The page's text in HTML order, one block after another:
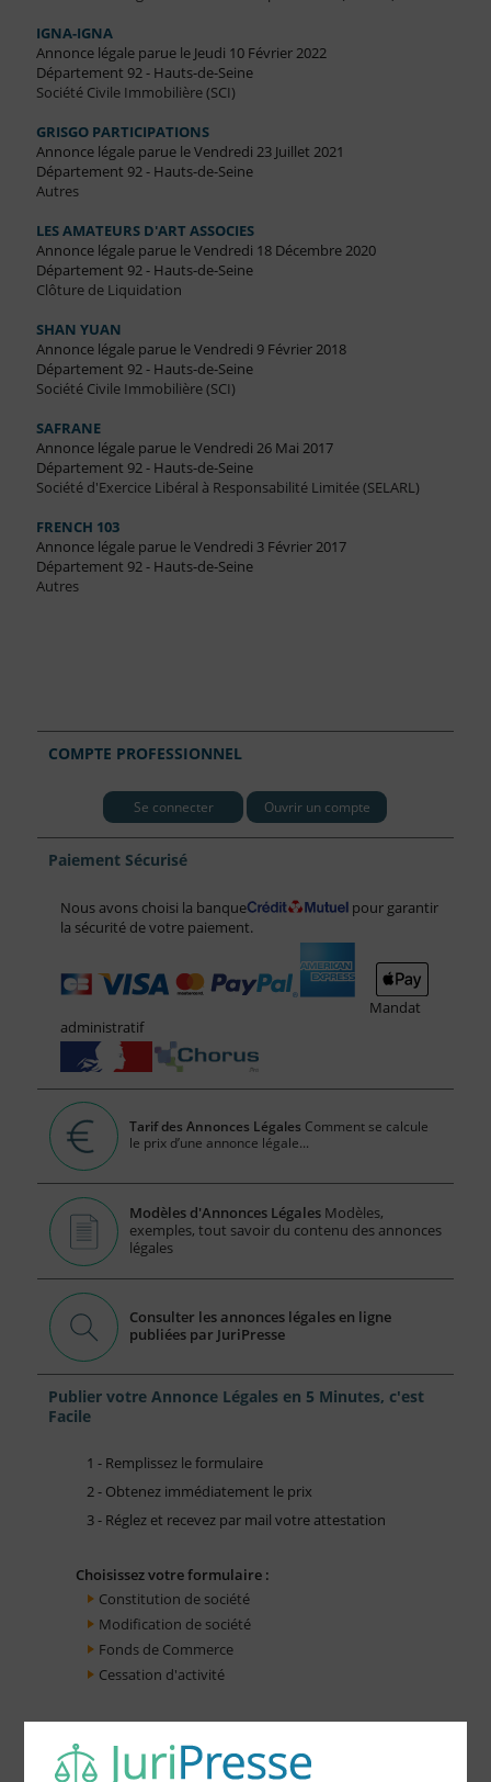
IGNA-IGNA
Annonce légale parue le Jeudi 10 Février 2022
Département 92 - Hauts-de-Seine
Société Civile Immobilière (SCI)
GRISGO PARTICIPATIONS
Annonce légale parue le Vendredi 23 Juillet 2021
Département 92 - Hauts-de-Seine
Autres
LES AMATEURS D'ART ASSOCIES
Annonce légale parue le Vendredi 18 Décembre 2020
Département 92 - Hauts-de-Seine
Clôture de Liquidation
SHAN YUAN
Annonce légale parue le Vendredi 9 Février 2018
Département 92 - Hauts-de-Seine
Société Civile Immobilière (SCI)
SAFRANE
Annonce légale parue le Vendredi 26 Mai 2017
Département 92 - Hauts-de-Seine
Société d'Exercice Libéral à Responsabilité Limitée (SELARL)
FRENCH 103
Annonce légale parue le Vendredi 3 Février 2017
Département 92 - Hauts-de-Seine
Autres
COMPTE PROFESSIONNEL
Se connecter Ouvrir un compte
Paiement Sécurisé
Nous avons choisi la banque
pour garantir
la sécurité de votre paiement.
Mandat
administratif
Tarif des Annonces Légales Comment se calcule
le prix d’une annonce légale...
Modèles d'Annonces Légales Modèles,
exemples, tout savoir du contenu des annonces
légales
Consulter les annonces légales en ligne
publiées par JuriPresse
Publier votre Annonce Légales en 5 Minutes, c'est
Facile
1 - Remplissez le formulaire
2 - Obtenez immédiatement le prix
3 - Réglez et recevez par mail votre attestation
Choisissez votre formulaire :
Constitution de société
Modification de société
Fonds de Commerce
Cessation d'activité